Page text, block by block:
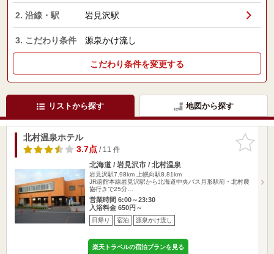
2. 沿線・駅 岩見沢駅
3. こだわり条件 源泉かけ流し
こだわり条件を変更する
リストから探す 地図から探す
お気に入
りに追加
北村温泉ホテル
3.7点/ 11 件
北海道 / 岩見沢市 / 北村温泉
岩見沢駅7.98km
上幌向駅8.81km
JR函館本線岩見沢駅から北海道中央バス月形駅前・北村農
協行きで25分…
営業時間 6:00～23:30
入浴料金 650円～
日帰り 宿泊 源泉かけ流し
楽天トラベルの宿泊プランを見る